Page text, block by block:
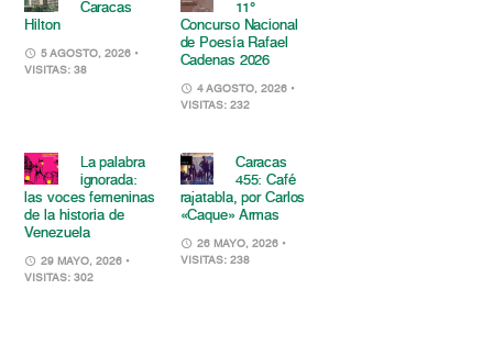
Caracas
Hilton
5 AGOSTO, 2026 •
VISITAS: 38
11°
Concurso Nacional
de Poesía Rafael
Cadenas 2026
4 AGOSTO, 2026 •
VISITAS: 232
La palabra
ignorada:
las voces femeninas
de la historia de
Venezuela
29 MAYO, 2026 •
VISITAS: 302
Caracas
455: Café
rajatabla, por Carlos
«Caque» Armas
26 MAYO, 2026 •
VISITAS: 238